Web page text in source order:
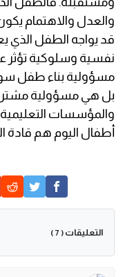
والعدل والاهتمام يكون
قد يواجه الطفل
نفسية وسلوكية تؤثر
مسؤولية بناء طفل
بل هي مسؤولية
والمؤسسات التعليمية
أطفال اليوم هم قادة
التعليقات ( 7 )